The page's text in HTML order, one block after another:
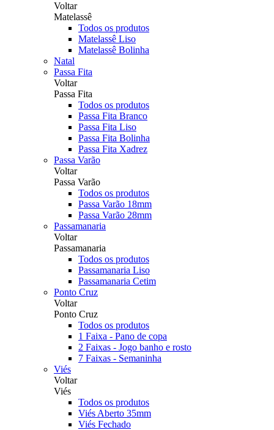
Voltar
Matelassê
Todos os produtos
Matelassê Liso
Matelassê Bolinha
Natal
Passa Fita
Voltar
Passa Fita
Todos os produtos
Passa Fita Branco
Passa Fita Liso
Passa Fita Bolinha
Passa Fita Xadrez
Passa Varão
Voltar
Passa Varão
Todos os produtos
Passa Varão 18mm
Passa Varão 28mm
Passamanaria
Voltar
Passamanaria
Todos os produtos
Passamanaria Liso
Passamanaria Cetim
Ponto Cruz
Voltar
Ponto Cruz
Todos os produtos
1 Faixa - Pano de copa
2 Faixas - Jogo banho e rosto
7 Faixas - Semaninha
Viés
Voltar
Viés
Todos os produtos
Viés Aberto 35mm
Viés Fechado